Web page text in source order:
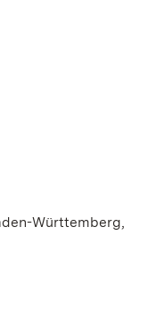
Württemberg,